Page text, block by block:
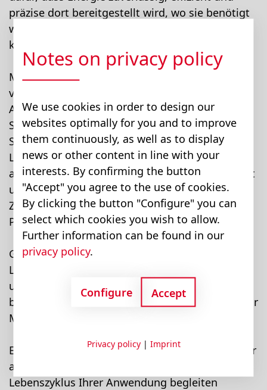
präzise dort bereitgestellt wird, wo sie benötigt
wird. Von Nebenaggregaten bis hin zu
komplexen elektrischen Antriebssystemen.
Mit der bewährten Produktplattform MOBILE
verbinden wir robuste Hardware, langjährige
Automotive-Erfahrung und flexible
Systemintegration. Ob standardisierte
Serienprodukte oder kundenspezifische
Lösungen: Unsere Leistungselektronik ist für
anspruchsvolle mobile Anwendungen entwickelt
und überzeugt durch hohe Schutzarten,
Zuverlässigkeit und eine langfristige
Plattformstrategie.
Gemeinsam mit unseren Kunden schaffen wir
Lösungen, die dazu beitragen, Menschen, Güter
und Ideen effizient und verantwortungsvoll zu
bewegen. So leisten wir einen aktiven Beitrag zur
Mobilität von morgen.
Entdecken Sie, wer wir sind, welche Produkte wir
anbieten und wie wir Sie über den gesamten
Lebenszyklus Ihrer Anwendung begleiten
Notes on privacy policy
We use cookies in order to design our
websites optimally for you and to improve
them continuously, as well as to display
news or other content in line with your
interests. By confirming the button
"Accept" you agree to the use of cookies.
By clicking the button "Configure" you can
select which cookies you wish to allow.
Further information can be found in our
privacy policy.
Configure Accept
Privacy policy| Imprint